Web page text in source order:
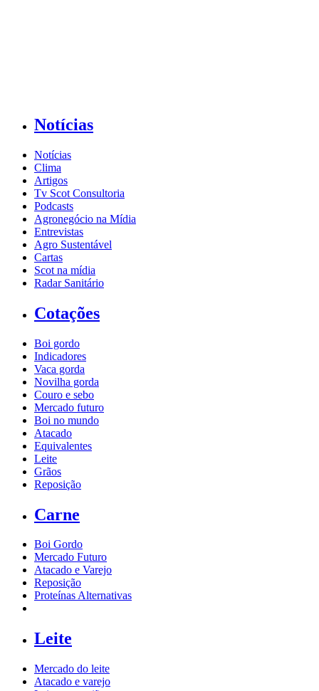
Notícias
Notícias
Clima
Artigos
Tv Scot Consultoria
Podcasts
Agronegócio na Mídia
Entrevistas
Agro Sustentável
Cartas
Scot na mídia
Radar Sanitário
Cotações
Boi gordo
Indicadores
Vaca gorda
Novilha gorda
Couro e sebo
Mercado futuro
Boi no mundo
Atacado
Equivalentes
Leite
Grãos
Reposição
Carne
Boi Gordo
Mercado Futuro
Atacado e Varejo
Reposição
Proteínas Alternativas
Leite
Mercado do leite
Atacado e varejo